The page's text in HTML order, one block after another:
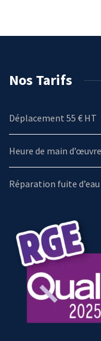
Nos Tarifs
Déplacement 55 € HT
Heure de main
Réparation fuite d’eau